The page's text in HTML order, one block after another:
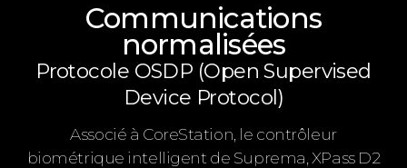
Communications
normalisées
Protocole OSDP (Open Supervised
Device Protocol)
Associé à CoreStation, le contrôleur
biométrique intelligent de Suprema, XPass D2